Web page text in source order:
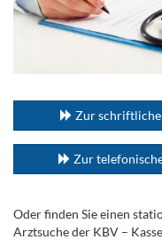
Zur
Zur
Oder finden Sie einen
Arztsuche der KBV –